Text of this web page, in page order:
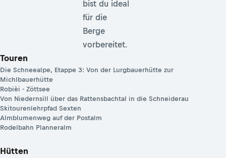
bist du ideal
für die
Berge
vorbereitet.
Touren
Die Schneealpe, Etappe 3: Von der Lurgbauerhütte zur
Michlbauerhütte
Robièi - Zöttsee
Von Niedernsill über das Rattensbachtal in die Schneiderau
Skitourenlehrpfad Sexten
Almblumenweg auf der Postalm
Rodelbahn Planneralm
Hütten